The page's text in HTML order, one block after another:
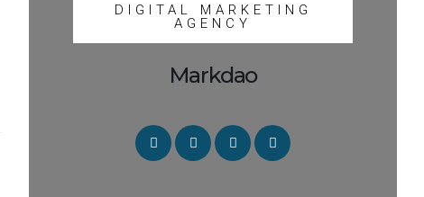
DIGITAL MARKETING
AGENCY
Markdao